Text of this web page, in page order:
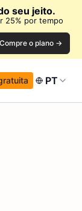
seu jeito.
25% por tempo
Compre o plano →
PT